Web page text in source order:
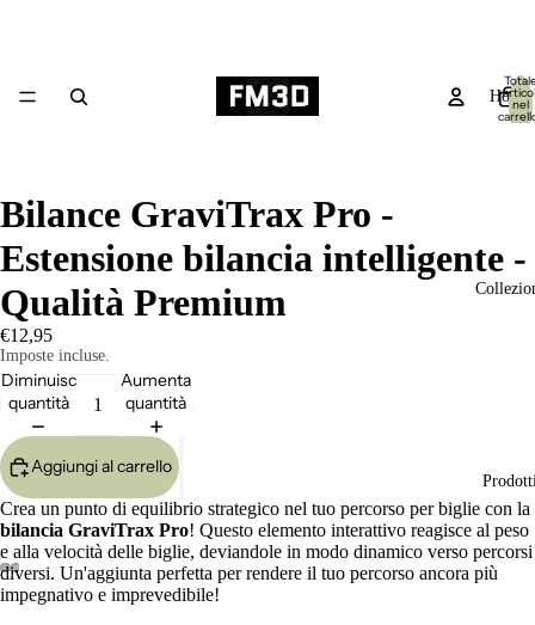
Home
nel
0
Apri
Apri
Apri
Bilance GraviTrax Pro -
Estensione bilancia intelligente -
Qualità Premium
€12,95
Imposte incluse.
Diminuisci
quantità
Aumenta
quantità
Aggiungi al carrello
Crea un punto di equilibrio strategico nel tuo percorso per biglie con la
bilancia GraviTrax Pro! Questo elemento interattivo reagisce al peso
e alla velocità delle biglie, deviandole in modo dinamico verso percorsi
diversi. Un'aggiunta perfetta per rendere il tuo percorso ancora più
impegnativo e imprevedibile!